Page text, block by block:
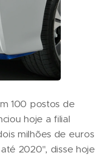
100 postos de
hoje a filial
milhões de euros
2020", disse hoje